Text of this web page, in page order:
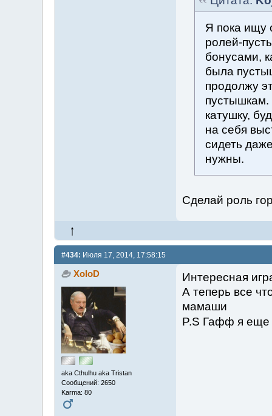
Я пока ищу
ролей-
бонусами,
была
продолжу
пустышкам.
катушку,
на себя
сидеть
нужны.
Сделай роль
#434: Июля 17, 2014, 17:58:15
XoloD
aka Cthulhu aka Tristan
Сообщений: 2650
Karma: 80
Интересная
А теперь все
мамаши
P.S Гафф я